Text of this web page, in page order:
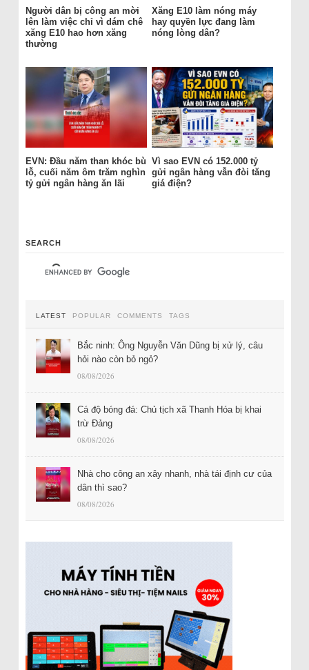
Người dân bị công an mời
lên làm việc chỉ vì dám chê
xăng E10 hao hơn xăng
thường
Xăng E10 làm nóng máy
hay quyền lực đang làm
nóng lòng dân?
EVN: Đầu năm than khóc bù
lỗ, cuối năm ôm trăm nghìn
tỷ gửi ngân hàng ăn lãi
Vì sao EVN có 152.000 tỷ
gửi ngân hàng vẫn đòi tăng
giá điện?
SEARCH
LATEST POPULAR COMMENTS TAGS
Bắc ninh: Ông Nguyễn Văn Dũng bị xử lý, câu
hỏi nào còn bỏ ngỏ?
08/08/2026
Cá độ bóng đá: Chủ tịch xã Thanh Hóa bị khai
trừ Đảng
08/08/2026
Nhà cho công an xây nhanh, nhà tái định cư của
dân thì sao?
08/08/2026